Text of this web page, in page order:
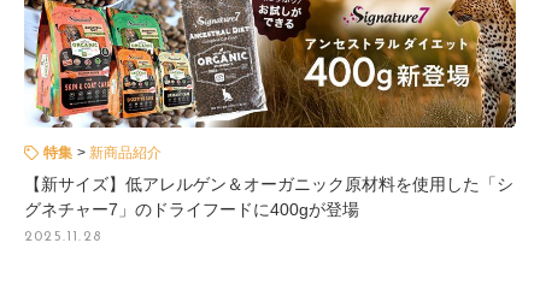
特集 新商品紹介
【新サイズ】低アレルゲン＆オーガニック原材料を使用した「シ
グネチャー7」のドライフードに400gが登場
2025.11.28